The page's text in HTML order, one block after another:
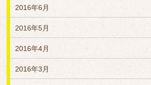
2016年6月
2016年5月
2016年4月
2016年3月